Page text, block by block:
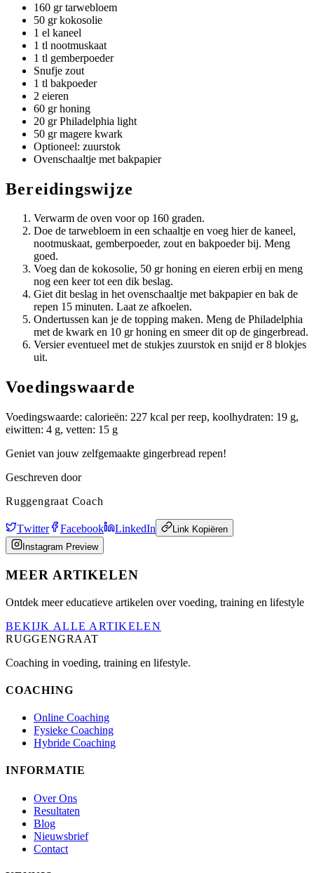
160 gr tarwebloem
50 gr kokosolie
1 el kaneel
1 tl nootmuskaat
1 tl gemberpoeder
Snufje zout
1 tl bakpoeder
2 eieren
60 gr honing
20 gr Philadelphia light
50 gr magere kwark
Optioneel: zuurstok
Ovenschaaltje met bakpapier
Bereidingswijze
Verwarm de oven voor op 160 graden.
Doe de tarwebloem in een schaaltje en voeg hier de kaneel,
nootmuskaat, gemberpoeder, zout en bakpoeder bij. Meng
goed.
Voeg dan de kokosolie, 50 gr honing en eieren erbij en meng
nog een keer tot een dik beslag.
Giet dit beslag in het ovenschaaltje met bakpapier en bak de
repen 15 minuten. Laat ze afkoelen.
Ondertussen kan je de topping maken. Meng de Philadelphia
met de kwark en 10 gr honing en smeer dit op de gingerbread.
Versier eventueel met de stukjes zuurstok en snijd er 8 blokjes
uit.
Voedingswaarde
Voedingswaarde: calorieën: 227 kcal per reep, koolhydraten: 19 g,
eiwitten: 4 g, vetten: 15 g
Geniet van jouw zelfgemaakte gingerbread repen!
Geschreven door
Ruggengraat Coach
Twitter Facebook LinkedIn
Link Kopiëren
Instagram Preview
MEER ARTIKELEN
Ontdek meer educatieve artikelen over voeding, training en lifestyle
BEKIJK ALLE ARTIKELEN
RUGGENGRAAT
Coaching in voeding, training en lifestyle.
COACHING
Online Coaching
Fysieke Coaching
Hybride Coaching
INFORMATIE
Over Ons
Resultaten
Blog
Nieuwsbrief
Contact